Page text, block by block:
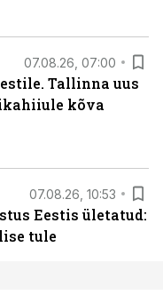
07.08.26, 07:00
Tallinna uus
kõva
07.08.26, 10:53
Eestis ületatud:
tule